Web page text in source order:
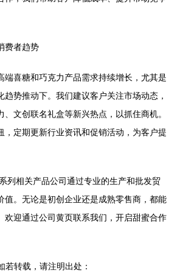
费者趋势
端喜糖和巧克力产品需求持续增长，尤其是
趋势推动下。我们建议客户关注市场动态，
文创联名礼盒等新兴热点，以抓住商机。
，定期更新行业资讯和促销活动，为客户提
列相关产品公司通过专业的生产和批发贸
值。无论是初创企业还是成熟零售商，都能
欢迎通过公司黄页联系我们，开启甜蜜合作
若转载，请注明出处：